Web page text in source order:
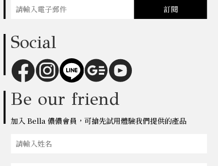
訂閱
Social
Be our friend
加入 Bella 儂儂會員，可搶先試用體驗我們提供的產品